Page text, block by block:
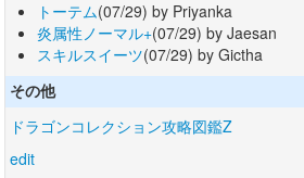
トーテム(07/29) by Priyanka
炎属性ノーマル+(07/29) by Jaesan
スキルスイーツ(07/29) by Gictha
その他
ドラゴンコレクション攻略図鑑Z
edit